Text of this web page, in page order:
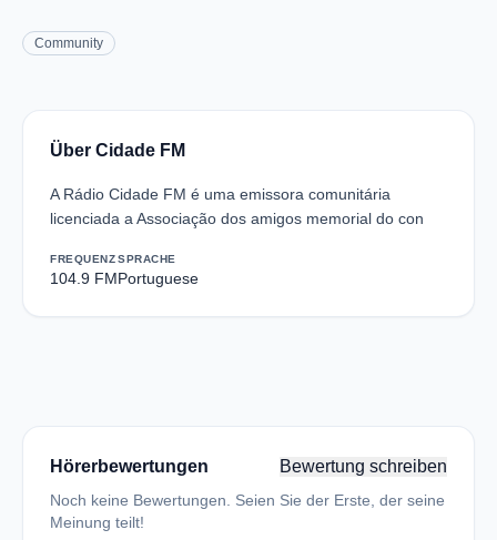
Community
Über Cidade FM
A Rádio Cidade FM é uma emissora comunitária
licenciada a Associação dos amigos memorial do con
FREQUENZ
104.9 FM
SPRACHE
Portuguese
Hörerbewertungen Bewertung schreiben
Noch keine Bewertungen. Seien Sie der Erste, der seine
Meinung teilt!